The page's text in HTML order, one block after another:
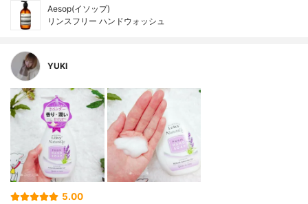
Aesop(イソップ)
リンスフリー ハンドウォッシュ
YUKI
5.00